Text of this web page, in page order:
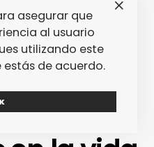
«Sólo
es tan
para
lo único
asegurar que
al usuario
utilizando este
de acuerdo.